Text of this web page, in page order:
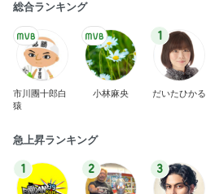
総合ランキング
市川團十郎白
猿
小林麻央
1
だいたひかる
急上昇ランキング
1 2 3